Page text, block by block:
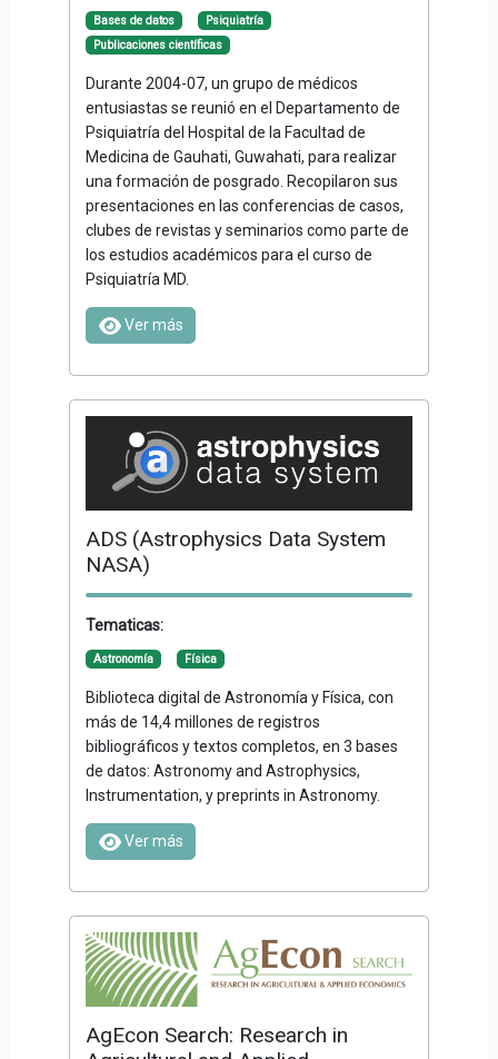
Bases de datos
Psiquiatría
Publicaciones científicas
Durante 2004-07, un grupo de médicos
entusiastas se reunió en el Departamento de
Psiquiatría del Hospital de la Facultad de
Medicina de Gauhati, Guwahati, para realizar
una formación de posgrado. Recopilaron sus
presentaciones en las conferencias de casos,
clubes de revistas y seminarios como parte de
los estudios académicos para el curso de
Psiquiatría MD.
Ver más
ADS (Astrophysics Data System
NASA)
Tematicas:
Astronomía Física
Biblioteca digital de Astronomía y Física, con
más de 14,4 millones de registros
bibliográficos y textos completos, en 3 bases
de datos: Astronomy and Astrophysics,
Instrumentation, y preprints in Astronomy.
Ver más
AgEcon Search: Research in